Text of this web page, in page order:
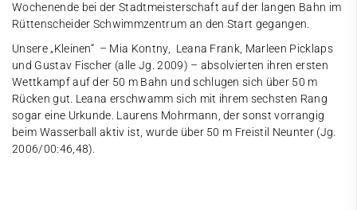
Wochenende bei der Stadtmeisterschaft auf der langen Bahn im
Rüttenscheider Schwimmzentrum an den Start gegangen.
Unsere „Kleinen“ – Mia Kontny, Leana Frank, Marleen Picklaps
und Gustav Fischer (alle Jg. 2009) – absolvierten ihren ersten
Wettkampf auf der 50 m Bahn und schlugen sich über 50 m
Rücken gut. Leana erschwamm sich mit ihrem sechsten Rang
sogar eine Urkunde. Laurens Mohrmann, der sonst vorrangig
beim Wasserball aktiv ist, wurde über 50 m Freistil Neunter (Jg.
2006/00:46,48).